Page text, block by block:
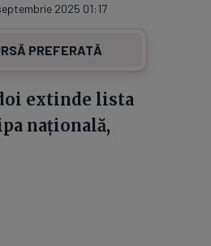
2025 01:17
PREFERATĂ
extinde lista
națională,